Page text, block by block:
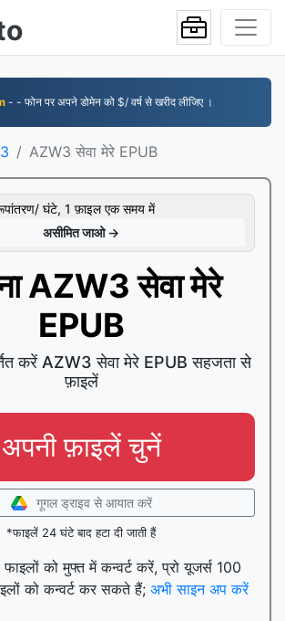
- - फोन पर अपने डोमेन को $/ वर्ष से खरीद लीजिए ।
AZW3 सेवा मेरे EPUB
घंटे, 1 फ़ाइल एक समय में
असीमित जाओ →
AZW3 सेवा मेरे
EPUB
करें AZW3 सेवा मेरे EPUB सहजता से
फ़ाइलें
अपनी फ़ाइलें चुनें
गूगल ड्राइव से आयात करें
*फाइलें 24 घंटे बाद हटा दी जाती हैं
को मुफ्त में कन्वर्ट करें, प्रो यूजर्स 100
को कन्वर्ट कर सकते हैं; अभी साइन अप करें